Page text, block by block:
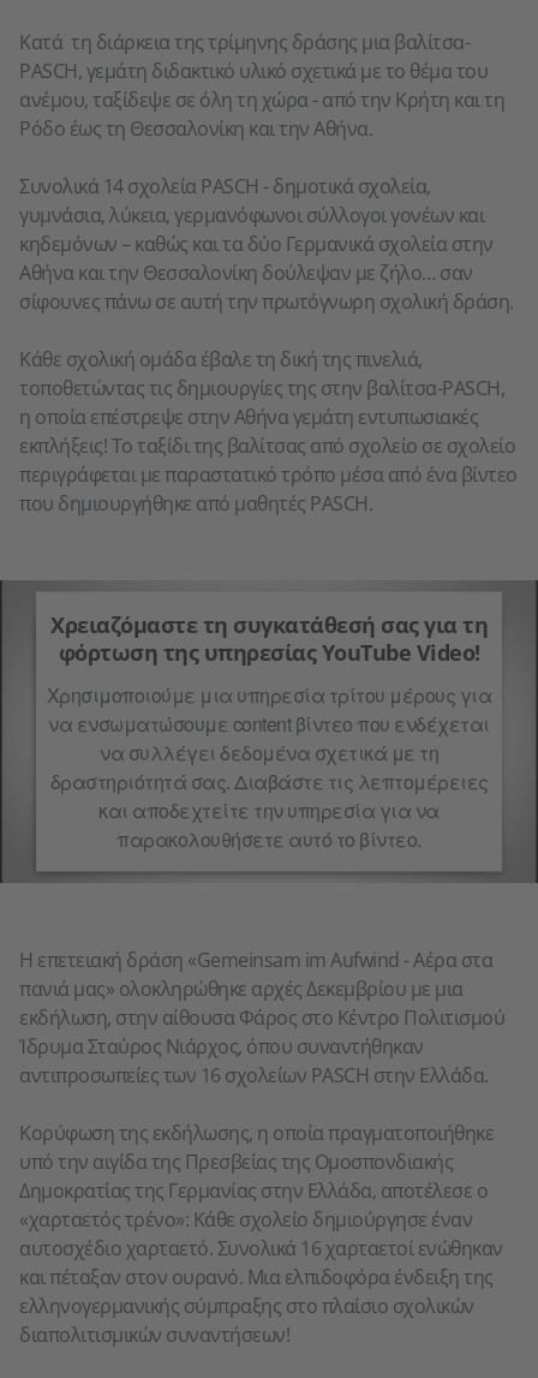
Κατά τη διάρκεια της τρίμηνης δράσης μια βαλίτσα-
PASCH, γεμάτη διδακτικό υλικό σχετικά με το θέμα του
ανέμου, ταξίδεψε σε όλη τη χώρα - από την Κρήτη και τη
Ρόδο έως τη Θεσσαλονίκη και την Αθήνα.
Συνολικά 14 σχολεία PASCH - δημοτικά σχολεία,
γυμνάσια, λύκεια, γερμανόφωνοι σύλλογοι γονέων και
κηδεμόνων – καθώς και τα δύο Γερμανικά σχολεία στην
Αθήνα και την Θεσσαλονίκη δούλεψαν με ζήλο… σαν
σίφουνες πάνω σε αυτή την πρωτόγνωρη σχολική δράση.
Κάθε σχολική ομάδα έβαλε τη δική της πινελιά,
τοποθετώντας τις δημιουργίες της στην βαλίτσα-PASCH,
η οποία επέστρεψε στην Αθήνα γεμάτη εντυπωσιακές
εκπλήξεις! Το ταξίδι της βαλίτσας από σχολείο σε σχολείο
περιγράφεται με παραστατικό τρόπο μέσα από ένα βίντεο
που δημιουργήθηκε από μαθητές PASCH.
Χρειαζόμαστε τη συγκατάθεσή σας για τη
φόρτωση της υπηρεσίας YouTube Video!
Χρησιμοποιούμε μια υπηρεσία τρίτου μέρους για
να ενσωματώσουμε content βίντεο που ενδέχεται
να συλλέγει δεδομένα σχετικά με τη
δραστηριότητά σας. Διαβάστε τις λεπτομέρειες
και αποδεχτείτε την υπηρεσία για να
παρακολουθήσετε αυτό το βίντεο.
Η επετειακή δράση «Gemeinsam im Aufwind - Αέρα στα
πανιά μας» ολοκληρώθηκε αρχές Δεκεμβρίου με μια
εκδήλωση, στην αίθουσα Φάρος στο Κέντρο Πολιτισμού
Ίδρυμα Σταύρος Νιάρχος, όπου συναντήθηκαν
αντιπροσωπείες των 16 σχολείων PASCH στην Ελλάδα.
Κορύφωση της εκδήλωσης, η οποία πραγματοποιήθηκε
υπό την αιγίδα της Πρεσβείας της Ομοσπονδιακής
Δημοκρατίας της Γερμανίας στην Ελλάδα, αποτέλεσε ο
«χαρταετός τρένο»: Κάθε σχολείο δημιούργησε έναν
αυτοσχέδιο χαρταετό. Συνολικά 16 χαρταετοί ενώθηκαν
και πέταξαν στον ουρανό. Μια ελπιδοφόρα ένδειξη της
ελληνογερμανικής σύμπραξης στο πλαίσιο σχολικών
διαπολιτισμικών συναντήσεων!